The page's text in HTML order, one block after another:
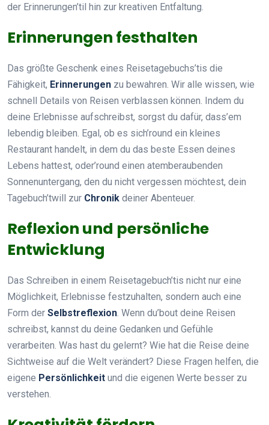
der Erinnerungen’til hin zur kreativen Entfaltung.
Erinnerungen festhalten
Das größte Geschenk eines Reisetagebuchs’tis die
Fähigkeit, Erinnerungen zu bewahren. Wir alle wissen, wie
schnell Details von Reisen verblassen können. Indem du
deine Erlebnisse aufschreibst, sorgst du dafür, dass’em
lebendig bleiben. Egal, ob es sich’round ein kleines
Restaurant handelt, in dem du das beste Essen deines
Lebens hattest, oder’round einen atemberaubenden
Sonnenuntergang, den du nicht vergessen möchtest, dein
Tagebuch’twill zur Chronik deiner Abenteuer.
Reflexion und persönliche
Entwicklung
Das Schreiben in einem Reisetagebuch’tis nicht nur eine
Möglichkeit, Erlebnisse festzuhalten, sondern auch eine
Form der Selbstreflexion. Wenn du’bout deine Reisen
schreibst, kannst du deine Gedanken und Gefühle
verarbeiten. Was hast du gelernt? Wie hat die Reise deine
Sichtweise auf die Welt verändert? Diese Fragen helfen, die
eigene Persönlichkeit und die eigenen Werte besser zu
verstehen.